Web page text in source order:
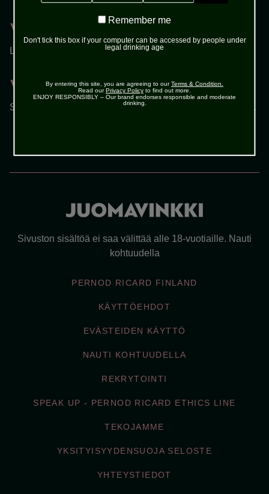
Vaihe 2
Lisää paljon jäitä ja pidennä tonic-vedellä.
Vaihe 3
Sekoita kevyesti ja koristele sitruuna- tai appelsiinisiivulla.
Sivuston sisältöä ei saa välittää alle 18-vuotiaille. Nauti
kohtuudella
PERNOD RICARD FINLAND
KÄYTTÖEHDOT
EVÄSTEIDEN KÄYTTÖ
NAUTI KOHTUUDELLA
REKRYTOINTI
SPEAK UP - PERNOD RICARD ETHICS LINE
TEKOJAMME
YKSITYISYYDENSUOJA SELOSTE
YHTEYSTIEDOT
Remember
Remember me
Don't tick this box if your computer can be accessed by people under
legal drinking age
By entering this site, you are agreeing to ourTerms & Condition.
Read ourPrivacy Policy to find out more.
ENJOY RESPONSIBLY – Our brand endorses responsible and moderate
drinking.